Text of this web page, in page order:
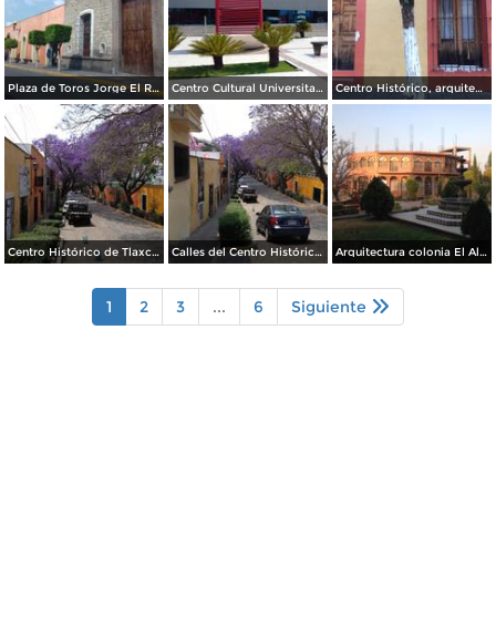
Plaza de Toros Jorge El Ranchero Aguilar. Mayo/2017 Centro Cultural Universitario. Junio/2017 Centro Histórico, arquitectura. Mayo/2017
Centro Histórico de Tlaxcala. Abril/2017 Calles del Centro Histórico de Tlaxcala en Primavera. Abril/2017 Arquitectura colonia El Alto. Zona Metropolitana de Tlaxcala. Marzo/2017
1 2 3 ... 6 Siguiente